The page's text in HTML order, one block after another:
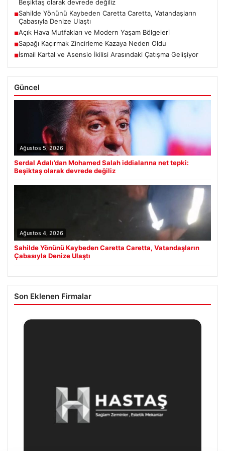
Beşiktaş olarak devrede değiliz
■Sahilde Yönünü Kaybeden Caretta Caretta, Vatandaşların
Çabasıyla Denize Ulaştı
■Açık Hava Mutfakları ve Modern Yaşam Bölgeleri
■Sapağı Kaçırmak Zincirleme Kazaya Neden Oldu
■İsmail Kartal ve Asensio İkilisi Arasındaki Çatışma Gelişiyor
Güncel
Ağustos 5, 2026
Serdal Adalı’dan Mohamed Salah iddialarına net tepki:
Beşiktaş olarak devrede değiliz
Ağustos 4, 2026
Sahilde Yönünü Kaybeden Caretta Caretta, Vatandaşların
Çabasıyla Denize Ulaştı
Son Eklenen Firmalar